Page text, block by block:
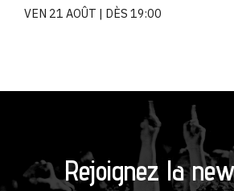
VEN 21 AOÛT
DÈS 19:00
Rejoignez la